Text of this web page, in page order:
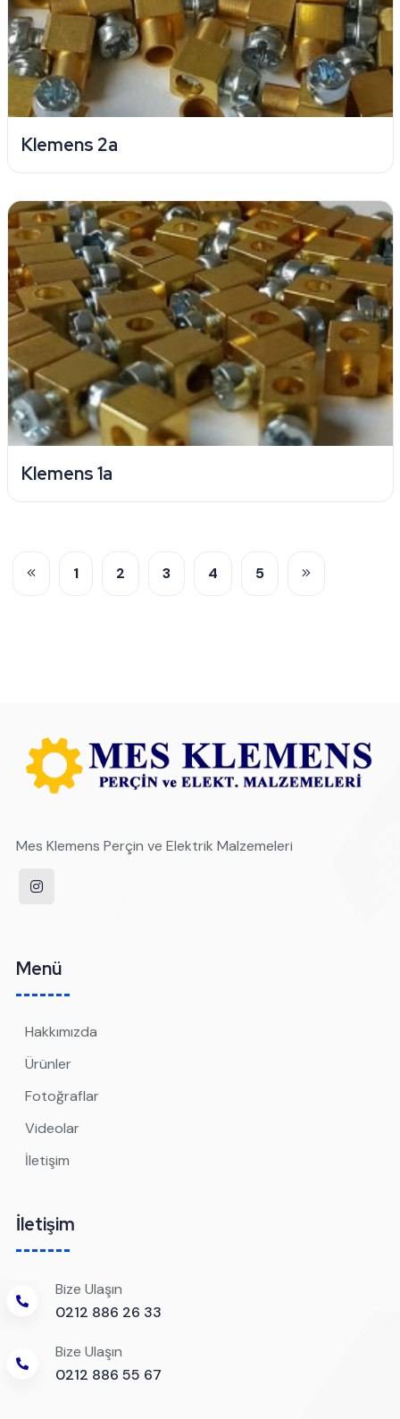
Klemens 2a
Klemens 1a
1 2 3 4 5
Mes Klemens Perçin ve Elektrik Malzemeleri
Menü
Hakkımızda
Ürünler
Fotoğraflar
Videolar
İletişim
İletişim
Bize Ulaşın
0212 886 26 33
Bize Ulaşın
0212 886 55 67